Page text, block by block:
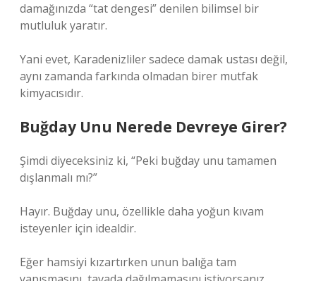
damağınızda “tat dengesi” denilen bilimsel bir
mutluluk yaratır.
Yani evet, Karadenizliler sadece damak ustası değil,
aynı zamanda farkında olmadan birer mutfak
kimyacısıdır.
Buğday Unu Nerede Devreye Girer?
Şimdi diyeceksiniz ki, “Peki buğday unu tamamen
dışlanmalı mı?”
Hayır. Buğday unu, özellikle daha yoğun kıvam
isteyenler için idealdir.
Eğer hamsiyi kızartırken unun balığa tam